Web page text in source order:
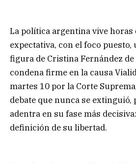
La política argentina vive
expectativa, con el foco puesto,
figura de Cristina Fernández
condena firme en la causa
martes 10 por la Corte
debate que nunca se extinguió,
adentra en su fase más
definición de su libertad.